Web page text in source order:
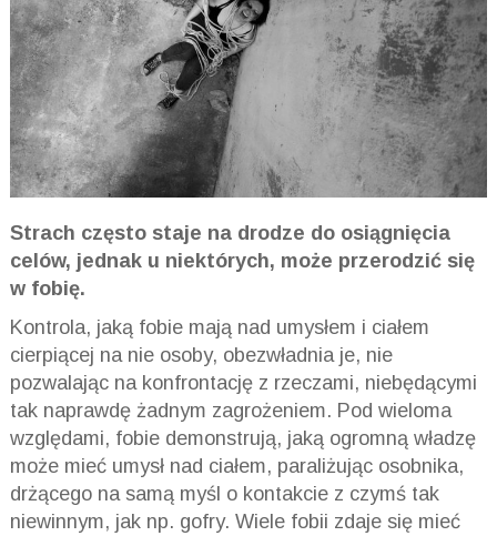
Strach często staje na drodze do osiągnięcia
celów, jednak u niektórych, może przerodzić się
w fobię.
Kontrola, jaką fobie mają nad umysłem i ciałem
cierpiącej na nie osoby, obezwładnia je, nie
pozwalając na konfrontację z rzeczami, niebędącymi
tak naprawdę żadnym zagrożeniem. Pod wieloma
względami, fobie demonstrują, jaką ogromną władzę
może mieć umysł nad ciałem, paraliżując osobnika,
drżącego na samą myśl o kontakcie z czymś tak
niewinnym, jak np. gofry. Wiele fobii zdaje się mieć